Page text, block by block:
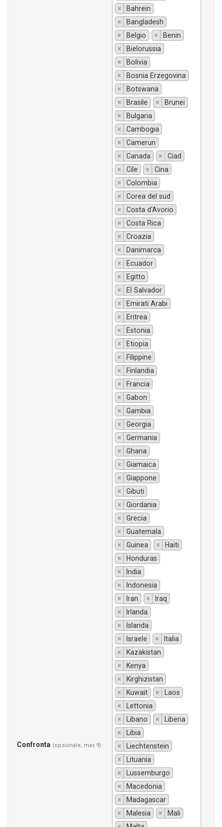
Confronta (opzionale, max 9)
×
Bahrein
×
Bangladesh
×
Belgio ×
Benin
×
Bielorussia
×
Bolivia
×
Bosnia Erzegovina
×
Botswana
×
Brasile ×
Brunei
×
Bulgaria
×
Cambogia
×
Camerun
×
Canada ×
Ciad
×
Cile ×
Cina
×
Colombia
×
Corea del sud
×
Costa d'Avorio
×
Costa Rica
×
Croazia
×
Danimarca
×
Ecuador
×
Egitto
×
El Salvador
×
Emirati Arabi
×
Eritrea
×
Estonia
×
Etiopia
×
Filippine
×
Finlandia
×
Francia
×
Gabon
×
Gambia
×
Georgia
×
Germania
×
Ghana
×
Giamaica
×
Giappone
×
Gibuti
×
Giordania
×
Grecia
×
Guatemala
×
Guinea ×
Haiti
×
Honduras
×
India
×
Indonesia
×
Iran ×
Iraq
×
Irlanda
×
Islanda
×
Israele ×
Italia
×
Kazakistan
×
Kenya
×
Kirghizistan
×
Kuwait ×
Laos
×
Lettonia
×
Libano ×
Liberia
×
Libia
×
Liechtenstein
×
Lituania
×
Lussemburgo
×
Macedonia
×
Madagascar
×
Malesia ×
Mali